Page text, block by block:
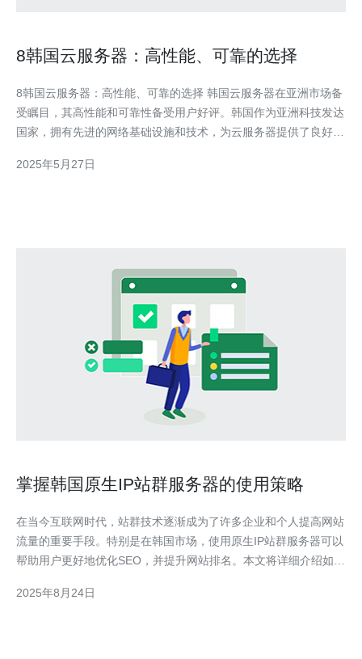
8韩国云服务器：高性能、可靠的选择
8韩国云服务器：高性能、可靠的选择 韩国云服务器在亚洲市场备
受瞩目，其高性能和可靠性备受用户好评。韩国作为亚洲科技发达
国家，拥有先进的网络基础设施和技术，为云服务器提供了良好的
器和大容量内存，能够承载大规模的应用程序和流量。同时，韩国
2025年5月27日
掌握韩国原生IP站群服务器的使用策略
在当今互联网时代，站群技术逐渐成为了许多企业和个人提高网站
流量的重要手段。特别是在韩国市场，使用原生IP站群服务器可以
帮助用户更好地优化SEO，并提升网站排名。本文将详细介绍如何
用户轻松上手。 以下是本文的详细结构： 选择合适的韩国原生IP
2025年8月24日